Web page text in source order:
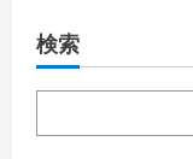
a
v
i
検索